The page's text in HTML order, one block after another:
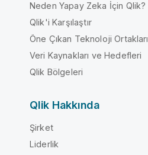
Neden Yapay Zeka İçin Qlik?
Qlik'i Karşılaştır
Öne Çıkan Teknoloji Ortakları
Veri Kaynakları ve Hedefleri
Qlik Bölgeleri
Qlik Hakkında
Şirket
Liderlik